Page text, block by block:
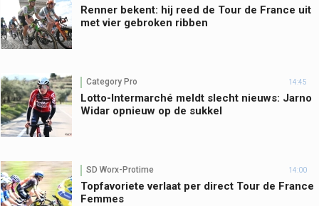
Renner bekent: hij reed de Tour de France uit
met vier gebroken ribben
Category Pro 14:45
Lotto-Intermarché meldt slecht nieuws: Jarno
Widar opnieuw op de sukkel
SD Worx-Protime 14:00
Topfavoriete verlaat per direct Tour de France
Femmes